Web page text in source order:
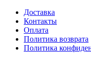
Доставка
Контакты
Оплата
Политика возврата
Политика